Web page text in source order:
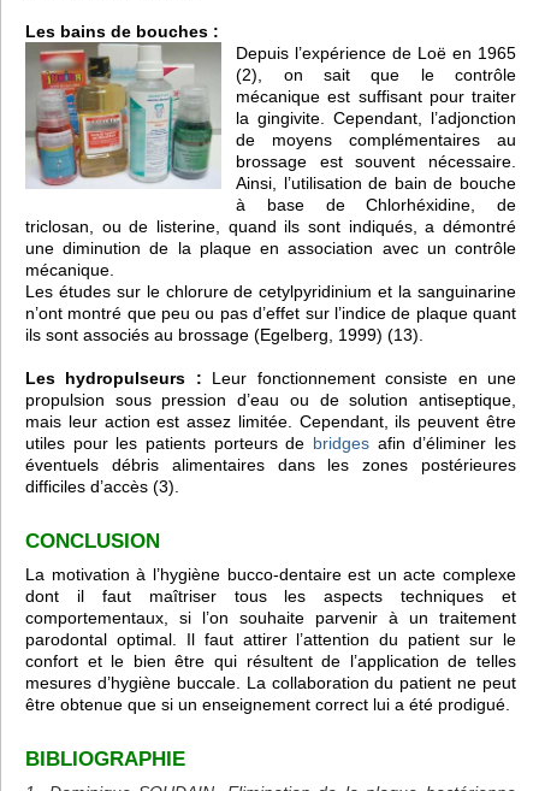
Les bains de bouches :
Depuis l’expérience de Loë en 1965
(2), on sait que le contrôle
mécanique est suffisant pour traiter
la gingivite. Cependant, l’adjonction
de moyens complémentaires au
brossage est souvent nécessaire.
Ainsi, l’utilisation de bain de bouche
à base de Chlorhéxidine, de
triclosan, ou de listerine, quand ils sont indiqués, a démontré
une diminution de la plaque en association avec un contrôle
mécanique.
Les études sur le chlorure de cetylpyridinium et la sanguinarine
n’ont montré que peu ou pas d’effet sur l’indice de plaque quant
ils sont associés au brossage (Egelberg, 1999) (13).
Les hydropulseurs : Leur fonctionnement consiste en une
propulsion sous pression d’eau ou de solution antiseptique,
mais leur action est assez limitée. Cependant, ils peuvent être
utiles pour les patients porteurs de bridges afin d’éliminer les
éventuels débris alimentaires dans les zones postérieures
difficiles d’accès (3).
CONCLUSION
La motivation à l’hygiène bucco-dentaire est un acte complexe
dont il faut maîtriser tous les aspects techniques et
comportementaux, si l’on souhaite parvenir à un traitement
parodontal optimal. Il faut attirer l’attention du patient sur le
confort et le bien être qui résultent de l’application de telles
mesures d’hygiène buccale. La collaboration du patient ne peut
être obtenue que si un enseignement correct lui a été prodigué.
BIBLIOGRAPHIE